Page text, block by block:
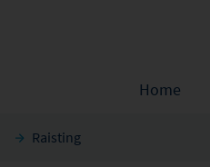
Home
Raisting